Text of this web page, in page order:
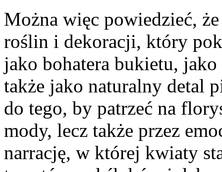
Można więc powiedzieć,
roślin i dekoracji, który
jako bohatera bukietu,
także jako naturalny detal
do tego, by patrzeć na
mody, lecz także przez
narrację, w której kwiaty